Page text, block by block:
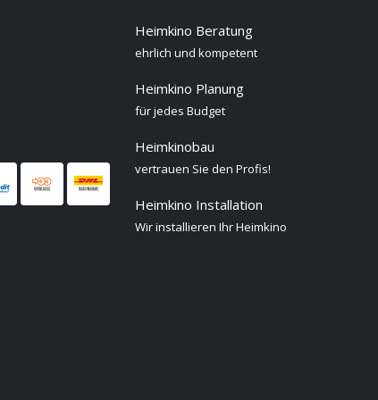
Heimkino Beratung
ehrlich und kompetent
Heimkino Planung
für jedes Budget
Heimkinobau
vertrauen Sie den Profis!
Heimkino Installation
Wir installieren Ihr Heimkino